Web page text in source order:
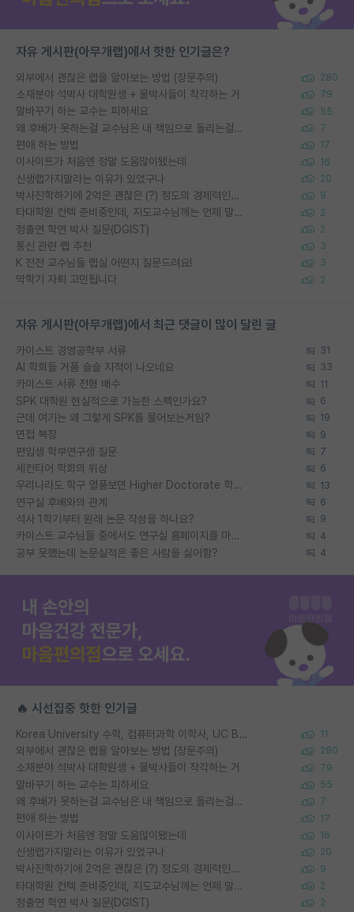
자유 게시판(아무개랩)에서 핫한 인기글은?
외부에서 괜찮은 랩을 알아보는 방법 (장문주의) 280
소재분야 석박사 대학원생 + 물박사들이 착각하는 거 79
말바꾸기 하는 교수는 피하세요 55
왜 후배가 못하는걸 교수님은 내 책임으로 돌리는걸까요? 7
편애 하는 방법 17
이사이트가 처음엔 정말 도움많이됐는데 16
신생랩가지말라는 이유가 있었구나 20
박사진학하기에 2억은 괜찮은 (?) 정도의 경제력인가요 9
타대학원 컨텍 준비중인데, 지도교수님께는 언제 말씀드려야 할까요? 2
정출연 학연 박사 질문(DGIST) 2
통신 관련 랩 추천 3
K 전전 교수님들 랩실 어떤지 질문드려요! 3
막학기 자퇴 고민됩니다 2
자유 게시판(아무개랩)에서 최근 댓글이 많이 달린 글
카이스트 경영공학부 서류 31
AI 학회들 거품 슬슬 지적이 나오네요 33
카이스트 서류 전형 배수 11
SPK 대학원 현실적으로 가능한 스펙인가요? 6
근데 여기는 왜 그렇게 SPK를 물어보는거임? 19
면접 복장 9
편입생 학부연구생 질문 7
세컨티어 학회의 위상 6
우리나라도 학구 열풍보면 Higher Doctorate 학위가 필요하다고 봅니다. 13
연구실 후배와의 관계 6
석사 1학기부터 원래 논문 작성을 하나요? 9
카이스트 교수님들 중에서도 연구실 홈페이지를 마련 안 하신 분들이 계시던데 4
공부 못했는데 논문실적은 좋은 사람을 싫어함? 4
🔥 시선집중 핫한 인기글
Korea University 수학, 컴퓨터과학 이학사, UC Berkeley 산업공학 대학원 공학박사가 되는 것은 쉽지 않겠죠? 11
외부에서 괜찮은 랩을 알아보는 방법 (장문주의) 280
소재분야 석박사 대학원생 + 물박사들이 착각하는 거 79
말바꾸기 하는 교수는 피하세요 55
왜 후배가 못하는걸 교수님은 내 책임으로 돌리는걸까요? 7
편애 하는 방법 17
이사이트가 처음엔 정말 도움많이됐는데 16
신생랩가지말라는 이유가 있었구나 20
박사진학하기에 2억은 괜찮은 (?) 정도의 경제력인가요 9
타대학원 컨텍 준비중인데, 지도교수님께는 언제 말씀드려야 할까요? 2
정출연 학연 박사 질문(DGIST) 2